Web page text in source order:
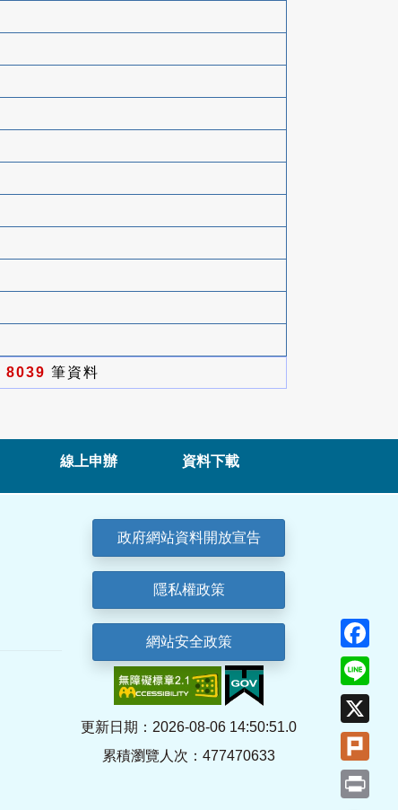
8039 筆資料
線上申辦 資料下載
政府網站資料開放宣告
隱私權政策
網站安全政策
更新日期：2026-08-06 14:50:51.0
累積瀏覽人次：477470633